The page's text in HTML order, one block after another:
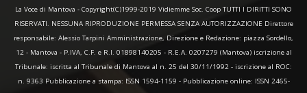
La Voce di Mantova - Copyright(C)1999-2019 Vidiemme Soc. Coop TUTTI I DIRITTI SONO
RISERVATI. NESSUNA RIPRODUZIONE PERMESSA SENZA AUTORIZZAZIONE Direttore
responsabile: Alessio Tarpini Amministrazione, Direzione e Redazione: piazza Sordello,
12 - Mantova - P.IVA, C.F. e R.I. 01898140205 - R.E.A. 0207279 (Mantova) iscrizione al
Tribunale: iscritta al Tribunale di Mantova al n. 25 del 30/11/1992 - iscrizione al ROC:
n. 9363 Pubblicazione a stampa: ISSN 1594-1159 - Pubblicazione online: ISSN 2465-